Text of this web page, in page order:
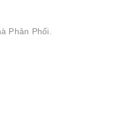
Phân Phối.